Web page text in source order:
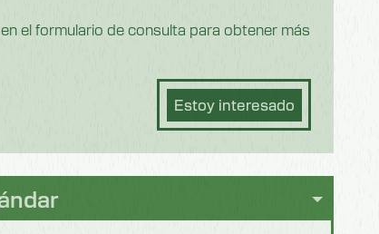
el formulario de consulta para obtener más
Estoy interesado